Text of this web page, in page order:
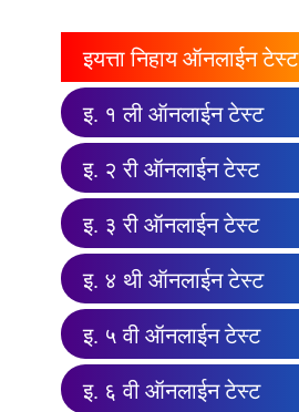
इयत्ता निहाय ऑनलाईन टेस्ट
इ. १ ली ऑनलाईन टेस्ट
इ. २ री ऑनलाईन टेस्ट
इ. ३ री ऑनलाईन टेस्ट
इ. ४ थी ऑनलाईन टेस्ट
इ. ५ वी ऑनलाईन टेस्ट
इ. ६ वी ऑनलाईन टेस्ट